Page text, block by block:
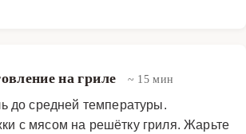
на гриле ~ 15 мин
до средней температуры.
с мясом на решётку гриля. Жарьте